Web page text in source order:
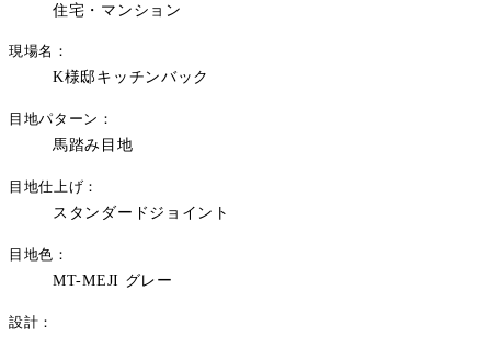
住宅・マンション
現場名
K様邸キッチンバック
目地パターン
馬踏み目地
目地仕上げ
スタンダードジョイント
目地色
MT-MEJI グレー
設計